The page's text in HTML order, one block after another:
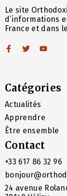
Le site
d’informations
France et dans
Catégories
Actualités
Apprendre
Être ensemble
Contact
+33 617 86 32 96
24 avenue